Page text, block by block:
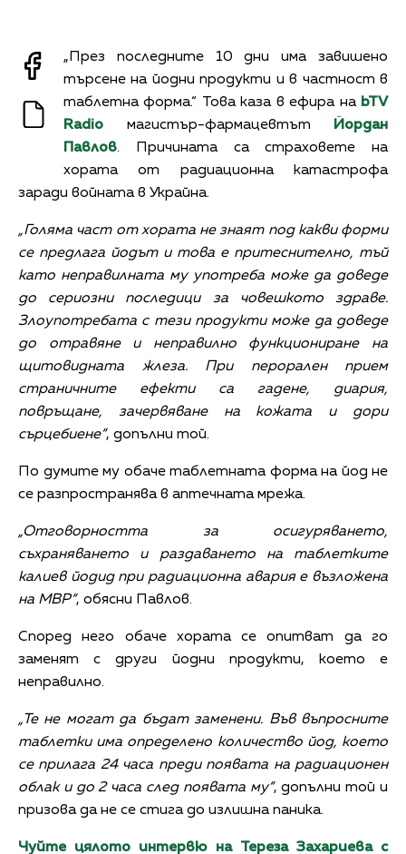
„През последните 10 дни има завишено
търсене на йодни продукти и в частност в
таблетна форма.“ Това каза в ефира на bTV
Radio магистър-фармацевтът
Йордан
Павлов. Причината са страховете на
хората от радиационна катастрофа
заради войната в Украйна.
„Голяма част от хората не знаят под какви форми
се предлага йодът и това е притеснително, тъй
като неправилната му употреба може да доведе
до сериозни последици за човешкото здраве.
Злоупотребата с тези продукти може да доведе
до отравяне и неправилно функциониране на
щитовидната жлеза. При перорален прием
страничните ефекти са гадене, диария,
повръщане, зачервяване на кожата и дори
сърцебиене“, допълни той.
По думите му обаче таблетната форма на йод не
се разпространява в аптечната мрежа.
„Отговорността за осигуряването,
съхраняването и раздаването на таблетките
калиев йодид при радиационна авария е възложена
на МВР“, обясни Павлов.
Според него обаче хората се опитват да го
заменят с други йодни продукти, което е
неправилно.
„Те не могат да бъдат заменени. Във въпросните
таблетки има определено количество йод, което
се прилага 24 часа преди появата на радиационен
облак и до 2 часа след появата му“, допълни той и
призова да не се стига до излишна паника.
Чуйте цялото интервю на Тереза Захариева с